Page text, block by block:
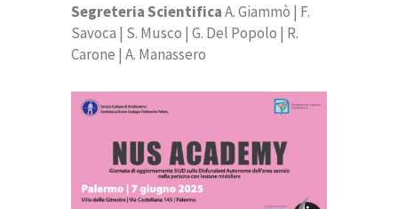
Segreteria ScientificaA. Giammò | F.
Savoca | S. Musco | G. Del Popolo | R.
Carone | A. Manassero